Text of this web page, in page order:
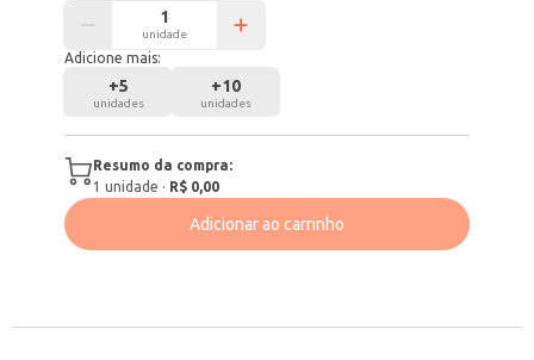
unidade
Adicione mais:
+5
unidades
+10
unidades
Resumo da compra:
1 unidade · R$ 0,00
Adicionar ao carrinho